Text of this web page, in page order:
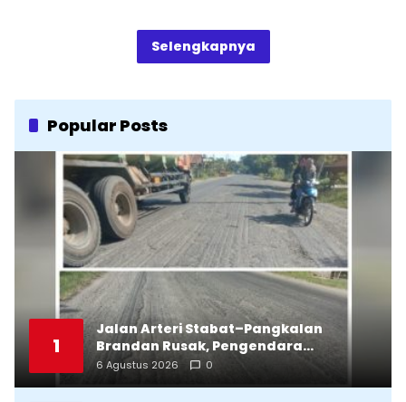
Selengkapnya
Popular Posts
1
Jalan Arteri Stabat–Pangkalan
Brandan Rusak, Pengendara
Terancam Celaka
6 Agustus 2026 0